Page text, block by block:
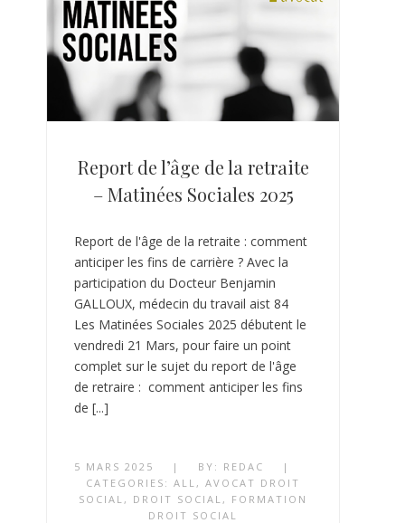
Report de l’âge de la retraite
– Matinées Sociales 2025
Report de l'âge de la retraite : comment
anticiper les fins de carrière ? Avec la
participation du Docteur Benjamin
GALLOUX, médecin du travail aist 84
Les Matinées Sociales 2025 débutent le
vendredi 21 Mars, pour faire un point
complet sur le sujet du report de l'âge
de retraire : comment anticiper les fins
de [...]
5 MARS 2025 | BY: REDAC
|
CATEGORIES:ALL ,AVOCAT DROIT
SOCIAL , DROIT SOCIAL , FORMATION
DROIT SOCIAL